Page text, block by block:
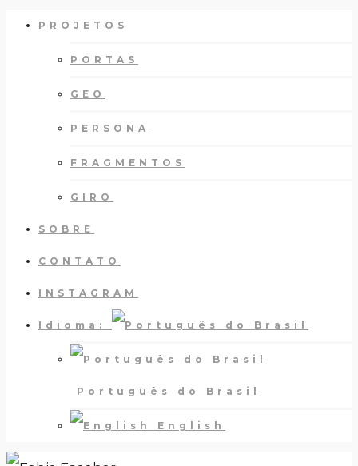
PROJETOS
PORTAS
GEO
PERSONA
FRAGMENTOS
GIRO
SOBRE
CONTATO
INSTAGRAM
Idioma:
Português do Brasil
English